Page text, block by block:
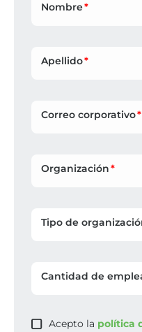
Nombre
Apellido
Correo corporativo
Organización
Tipo de
Cantidad de
Acepto la política